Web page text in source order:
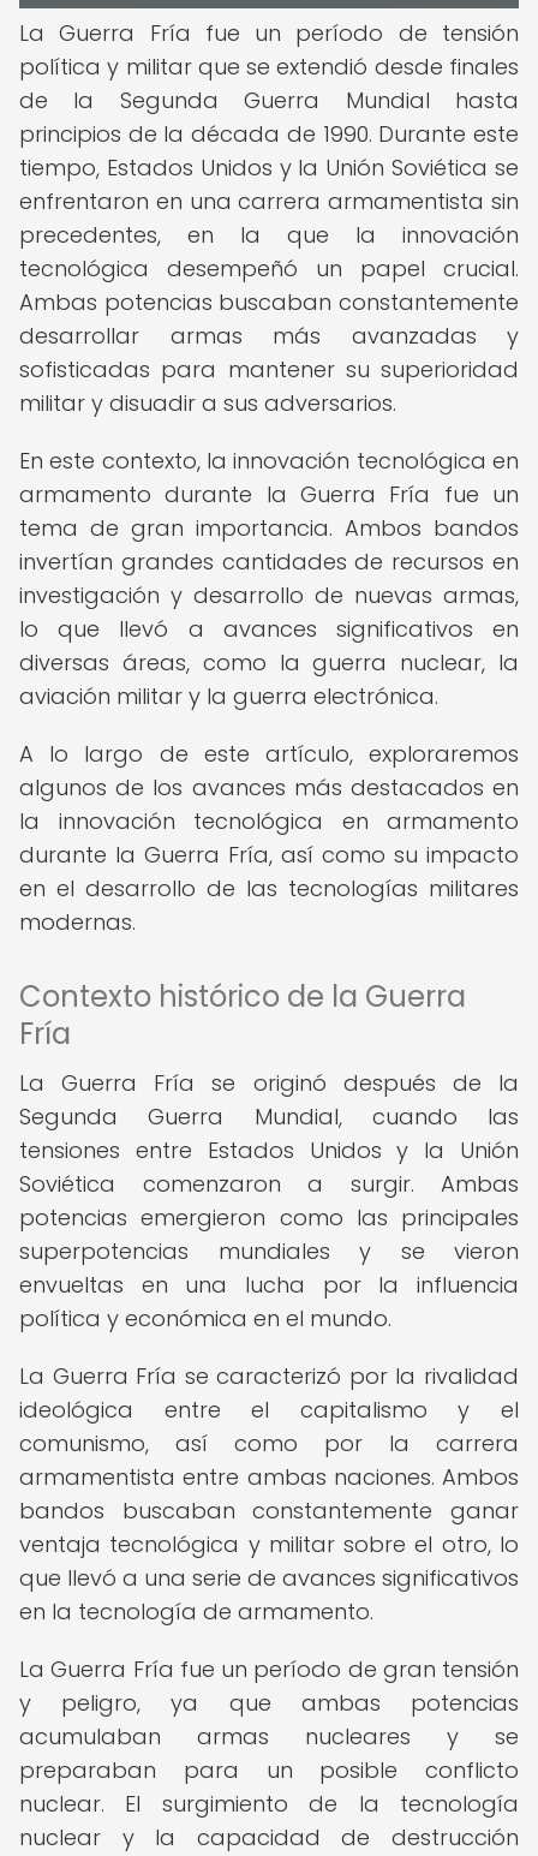
La Guerra Fría fue un período de tensión
política y militar que se extendió desde finales
de la Segunda Guerra Mundial hasta
principios de la década de 1990. Durante este
tiempo, Estados Unidos y la Unión Soviética se
enfrentaron en una carrera armamentista sin
precedentes, en la que la innovación
tecnológica desempeñó un papel crucial.
Ambas potencias buscaban constantemente
desarrollar armas más avanzadas y
sofisticadas para mantener su superioridad
militar y disuadir a sus adversarios.
En este contexto, la innovación tecnológica en
armamento durante la Guerra Fría fue un
tema de gran importancia. Ambos bandos
invertían grandes cantidades de recursos en
investigación y desarrollo de nuevas armas,
lo que llevó a avances significativos en
diversas áreas, como la guerra nuclear, la
aviación militar y la guerra electrónica.
A lo largo de este artículo, exploraremos
algunos de los avances más destacados en
la innovación tecnológica en armamento
durante la Guerra Fría, así como su impacto
en el desarrollo de las tecnologías militares
modernas.
Contexto histórico de la Guerra
Fría
La Guerra Fría se originó después de la
Segunda Guerra Mundial, cuando las
tensiones entre Estados Unidos y la Unión
Soviética comenzaron a surgir. Ambas
potencias emergieron como las principales
superpotencias mundiales y se vieron
envueltas en una lucha por la influencia
política y económica en el mundo.
La Guerra Fría se caracterizó por la rivalidad
ideológica entre el capitalismo y el
comunismo, así como por la carrera
armamentista entre ambas naciones. Ambos
bandos buscaban constantemente ganar
ventaja tecnológica y militar sobre el otro, lo
que llevó a una serie de avances significativos
en la tecnología de armamento.
La Guerra Fría fue un período de gran tensión
y peligro, ya que ambas potencias
acumulaban armas nucleares y se
preparaban para un posible conflicto
nuclear. El surgimiento de la tecnología
nuclear y la capacidad de destrucción